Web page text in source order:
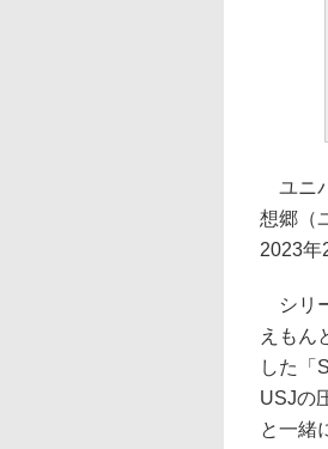
ユニ
想郷（
2023年
シリ
えもん
した「
USJの
と一緒